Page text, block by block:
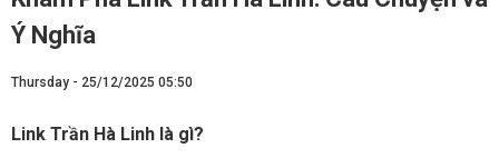
Ý Nghĩa
Thursday - 25/12/2025 05:50
Link Trần Hà Linh là gì?